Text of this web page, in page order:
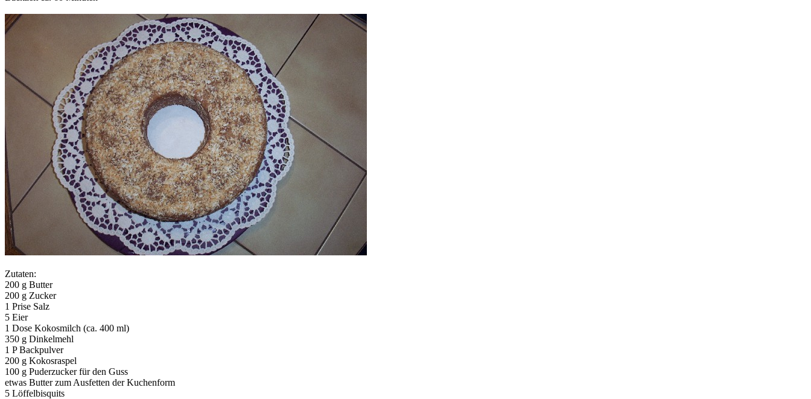
Zutaten:
200 g Butter
200 g Zucker
1 Prise Salz
5 Eier
1 Dose Kokosmilch (ca. 400 ml)
350 g Dinkelmehl
1 P Backpulver
200 g Kokosraspel
100 g Puderzucker für den Guss
etwas Butter zum Ausfetten der Kuchenform
5 Löffelbisquits